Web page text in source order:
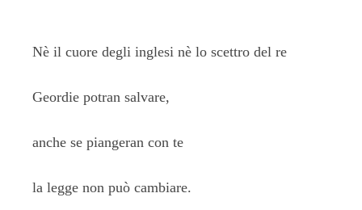
Nè il cuore degli inglesi nè lo scettro del re
Geordie potran salvare,
anche se piangeran con te
la legge non può cambiare.